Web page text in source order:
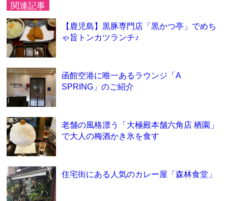
関連記事
【鹿児島】黒豚専門店「黒かつ亭」でめち
ゃ旨トンカツランチ♪
函館空港に唯一あるラウンジ「A
SPRING」のご紹介
老舗の風格漂う「大極殿本舗六角店 栖園」
で大人の梅酒かき氷を食す
住宅街にある人気のカレー屋「森林食堂」